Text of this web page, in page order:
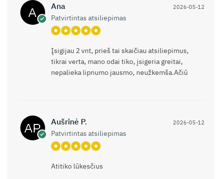
Ana
Patvirtintas atsiliepimas
2026-05-12
Įsigijau 2 vnt, prieš tai skaičiau atsiliepimus,
tikrai verta, mano odai tiko, įsigeria greitai,
nepalieka lipnumo jausmo, neužkemša.Ačiū
Aušrinė P.
Patvirtintas atsiliepimas
2026-05-12
Atitiko lūkesčius